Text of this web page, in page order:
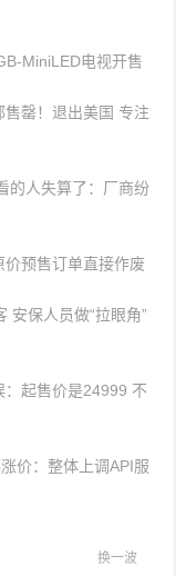
MiniLED电视开售
罄！退出美国 专注
的人失算了：厂商纷
价预售订单直接作废
安保人员做“拉眼角”
起售价是24999 不
价：整体上调API服
换一波